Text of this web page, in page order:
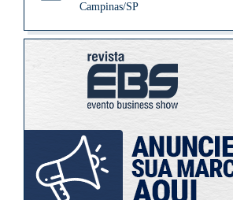
Campinas/SP